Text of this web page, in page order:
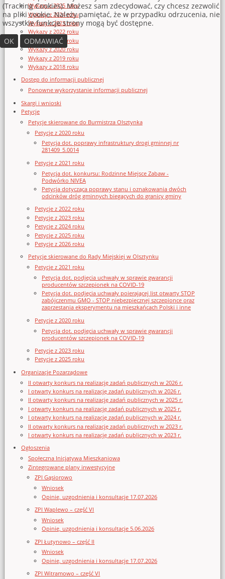
Wykazy z 2025 roku
Wykazy z 2024 roku
Wykazy z 2023 roku
Wykazy z 2022 roku
Wykazy z 2021 roku
Wykazy z 2020 roku
Wykazy z 2019 roku
Wykazy z 2018 roku
Dostęp do informacji publicznej
Ponowne wykorzystanie informacji publicznej
Skargi i wnioski
Petycje
Petycje skierowane do Burmistrza Olsztynka
Petycje z 2020 roku
Petycja dot. poprawy infrastruktury drogi gminnej nr
281409_5.0014
Petycje z 2021 roku
Petycja dot. konkursu: Rodzinne Miejsce Zabaw -
Podwórko NIVEA
Petycja dotycząca poprawy stanu i oznakowania dwóch
odcinków dróg gminnych biegących do granicy gminy
Petycje z 2022 roku
Petycje z 2023 roku
Petycje z 2024 roku
Petycje z 2025 roku
Petycje z 2026 roku
Petycje skierowane do Rady Miejskiej w Olsztynku
Petycje z 2021 roku
Petycja dot. podjęcia uchwały w sprawie gwarancji
producentów szczepionek na COVID-19
Petycja dot. podjęcia uchwały poierającej list otwarty STOP
zabójczenmu GMO - STOP niebezpiecznej szczepionce oraz
zaprzestania eksperymentu na mieszkańcach Polski i inne
Petycje z 2020 roku
Petycja dot. podjęcia uchwały w sprawie gwarancji
producentów szczepionek na COVID-19
Petycje z 2023 roku
Petycje z 2025 roku
Organizacje Pozarządowe
II otwarty konkurs na realizację zadań publicznych w 2026 r.
I otwarty konkurs na realizację zadań publicznych w 2026 r.
II otwarty konkurs na realizację zadań publicznych w 2025 r.
I otwarty konkurs na realizację zadań publicznych w 2025 r.
I otwarty konkurs na realizację zadań publicznych w 2024 r.
II otwarty konkurs na realizację zadań publicznych w 2023 r.
I otwarty konkurs na realizację zadań publicznych w 2023 r.
Ogłoszenia
Społeczna Inicjatywa Mieszkaniowa
Zintegrowane plany inwestycyjne
ZPI Gąsiorowo
Wniosek
Opinie, uzgodnienia i konsultacje 17.07.2026
ZPI Waplewo – część VI
Wniosek
Opinie, uzgodnienia i konsultacje 5.06.2026
ZPI Łutynowo – część II
Wniosek
Opinie, uzgodnienia i konsultacje 17.07.2026
ZPI Witramowo – część VI
(Tracking Cookies). Możesz sam zdecydować, czy chcesz zezwolić
na pliki cookie. Należy pamiętać, że w przypadku odrzucenia, nie
wszystkie funkcje strony mogą być dostępne.
OK
ODMAWIAĆ